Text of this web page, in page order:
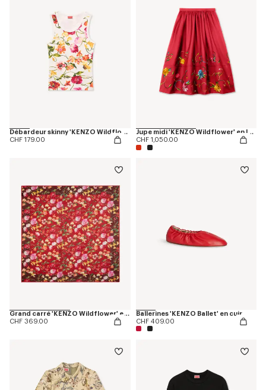
Débardeur skinny 'KENZO Wildflower'
CHF 179.00
Jupe midi 'KENZO Wildflower' en laine vierge
CHF 1,050.00
Grand carré 'KENZO Wildflower' en laine légère
CHF 369.00
Ballerines 'KENZO Ballet' en cuir
CHF 409.00